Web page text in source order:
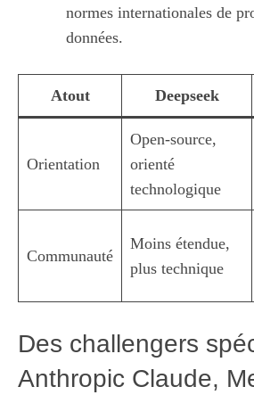
normes internationales de
données.
Atout Deepseek
Orientation
Open-source,
orienté
technologique
Communauté
Moins étendue,
plus technique
Des challengers
Anthropic Claude,